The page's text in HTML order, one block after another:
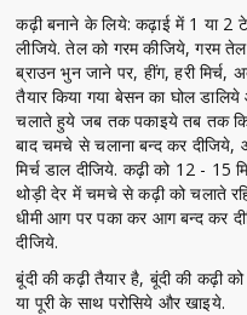
कढ़ी बनाने के लिये: कढ़ाई में 1 या 2
लीजिये. तेल को गरम कीजिये, गरम तेल
ब्राउन भुन जाने पर, हींग, हरी
तैयार किया गया बेसन का घोल
चलाते हुये जब तक पकाइये तब तक
बाद चमचे से चलाना बन्द कर
मिर्च डाल दीजिये. कढ़ी को 12 - 15
थोड़ी देर में चमचे से कढ़ी को चलाते
धीमी आग पर पका कर आग बन्द कर
दीजिये.
बूंदी की कढ़ी तैयार है, बूंदी की कढ़ी
या पूरी के साथ परोसिये और खाइये.